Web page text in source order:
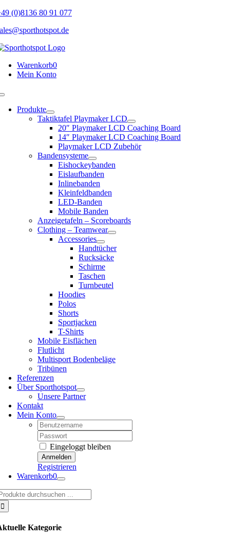
Skip
content
(0)8136 80 91 077
Warenkorb0
Mein Konto
Toggle
NavigationProdukte
Taktiktafel Playmaker LCD
20″ Playmaker LCD Coaching Board
14″ Playmaker LCD Coaching Board
Playmaker LCD Zubehör
Bandensysteme
Eishockeybanden
Eislaufbanden
Inlinebanden
Kleinfeldbanden
LED-Banden
Mobile Banden
Anzeigetafeln – Scoreboards
Clothing – Teamwear
Accessories
Handtücher
Rucksäcke
Schirme
Taschen
Turnbeutel
Hoodies
Polos
Shorts
Sportjacken
T-Shirts
Mobile Eisflächen
Flutlicht
Multisport Bodenbeläge
Tribünen
Referenzen
Über Sporthotspot
Unsere Partner
Kontakt
Mein Konto
Username:
Password:
Eingeloggt bleiben
Registrieren
Warenkorb0
Kategorie